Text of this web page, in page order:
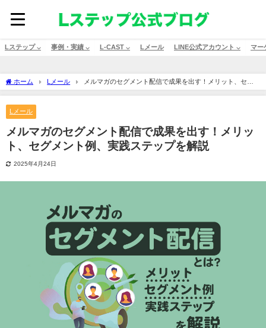
Lステップ ⌵ 事例・実績 ⌵ L-CAST ⌵ Lメール LINE公式アカウント ⌵ マー
ホーム Lメール
メルマガのセグメント配信で成果を出す！メリット、セグ
メント例、実践ステップを解説
Lメール
メルマガのセグメント配信で成果を出す！メリッ
ト、セグメント例、実践ステップを解説
2025年4月24日